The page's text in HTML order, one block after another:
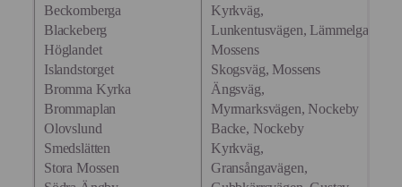
Beckomberga
Blackeberg
Höglandet
Islandstorget
Bromma Kyrka
Brommaplan
Olovslund
Smedslätten
Stora Mossen
Kyrkväg,
Lunkentusvägen, Lämmelgatan,
Mossens
Skogsväg, Mossens
Ängsväg,
Myrmarksvägen, Nockeby
Backe, Nockeby
Kyrkväg,
Gransångavägen,